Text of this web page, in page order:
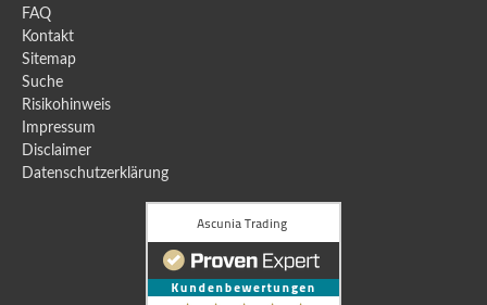
FAQ
Kontakt
Sitemap
Suche
Risikohinweis
Impressum
Disclaimer
Datenschutzerklärung